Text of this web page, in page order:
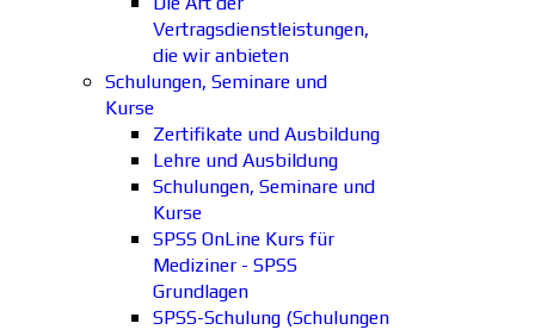
Vertragsdienstleistungen,
die wir anbieten
Schulungen, Seminare und
Kurse
Zertifikate und Ausbildung
Lehre und Ausbildung
Schulungen, Seminare und
Kurse
SPSS OnLine Kurs für
Mediziner - SPSS
Grundlagen
SPSS-Schulung (Schulungen